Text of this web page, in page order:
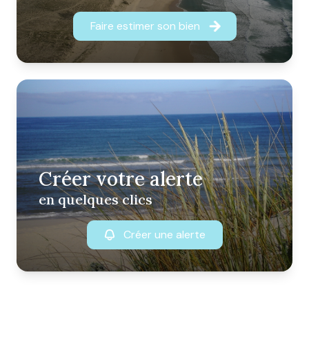
Faire estimer son bien
Créer votre alerte
en quelques clics
Créer une alerte